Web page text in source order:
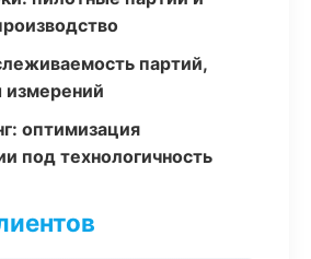
партий,
измерений
оптимизация
под технологичность